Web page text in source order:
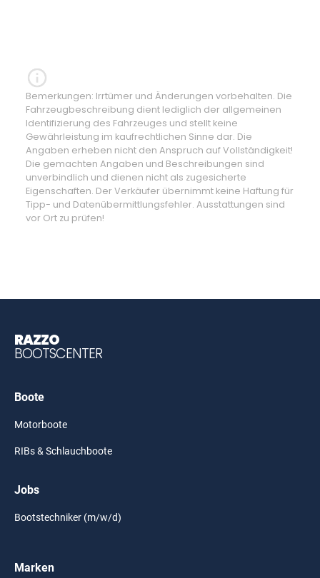
Bemerkungen: Irrtümer und Änderungen vorbehalten. Die
Fahrzeugbeschreibung dient lediglich der allgemeinen
Identifizierung des Fahrzeuges und stellt keine
Gewährleistung im kaufrechtlichen Sinne dar. Die
Angaben erheben nicht den Anspruch auf Vollständigkeit!
Die gemachten Angaben und Beschreibungen sind
unverbindlich und dienen nicht als zugesicherte
Eigenschaften. Der Verkäufer übernimmt keine Haftung für
Tipp- und Datenübermittlungsfehler. Ausstattungen sind
vor Ort zu prüfen!
RAZZO
BOOTSCENTER
Boote
Motorboote
RIBs & Schlauchboote
Jobs
Bootstechniker (m/w/d)
Marken